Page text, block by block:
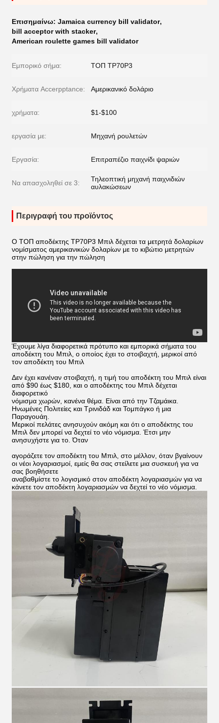
Επισημαίνω: Jamaica currency bill validator,
bill acceptor with stacker,
American roulette games bill validator
Εμπορικό σήμα: ΤΟΠ TP70P3
Χρήματα Accerpptance: Αμερικανικό δολάριο
χρήματα: $1-$100
εργασία με: Μηχανή ρουλετών
Εργασία: Επιτραπέζιο παιχνίδι ψαριών
Να απασχοληθεί σε 3:
Τηλεοπτική μηχανή παιχνιδιών
αυλακώσεων
Περιγραφή του προϊόντος
Ο ΤΟΠ αποδέκτης TP70P3 Μπιλ δέχεται τα μετρητά δολαρίων
νομίσματος αμερικανικών δολαρίων με το κιβώτιο μετρητών
στην πώληση για την πώληση
Έχουμε λίγα διαφορετικά πρότυπο και εμπορικά σήματα του
αποδέκτη του Μπιλ, ο οποίος έχει το στοιβαχτή, μερικοί από
τον αποδέκτη του Μπιλ
Δεν έχει κανέναν στοιβαχτή, η τιμή του αποδέκτη του Μπιλ είναι
από $90 έως $180, και ο αποδέκτης του Μπιλ δέχεται
διαφορετικό
νόμισμα χωρών, κανένα θέμα. Είναι από την Τζαμάικα.
Ηνωμένες Πολιτείες και Τρινιδάδ και Τομπάγκο ή μια
Παραγουάη.
Μερικοί πελάτες ανησυχούν ακόμη και ότι ο αποδέκτης του
Μπιλ δεν μπορεί να δεχτεί το νέο νόμισμα. Έτσι μην
ανησυχήστε για το. Όταν
αγοράζετε τον αποδέκτη του Μπιλ, στο μέλλον, όταν βγαίνουν
οι νέοι λογαριασμοί, εμείς θα σας στείλετε μια συσκευή για να
σας βοηθήσετε
αναβαθμίστε το λογισμικό στον αποδέκτη λογαριασμών για να
κάνετε τον αποδέκτη λογαριασμών να δεχτεί το νέο νόμισμα.